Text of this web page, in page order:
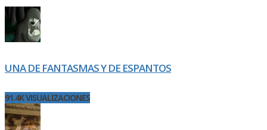
UNA DE FANTASMAS Y DE ESPANTOS
91.4K VISUALIZACIONES